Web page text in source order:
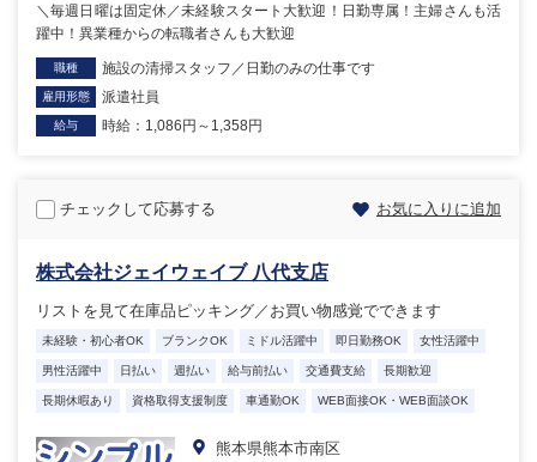
＼毎週日曜は固定休／未経験スタート大歓迎！日勤専属！主婦さんも活
躍中！異業種からの転職者さんも大歓迎
職種 施設の清掃スタッフ／日勤のみの仕事です
雇用形態 派遣社員
給与 時給：1,086円～1,358円
チェックして応募する お気に入りに追加
株式会社ジェイウェイブ 八代支店
リストを見て在庫品ピッキング／お買い物感覚でできます
未経験・初心者OK ブランクOK ミドル活躍中 即日勤務OK 女性活躍中
男性活躍中 日払い 週払い 給与前払い 交通費支給 長期歓迎
長期休暇あり 資格取得支援制度 車通勤OK WEB面接OK・WEB面談OK
熊本県熊本市南区